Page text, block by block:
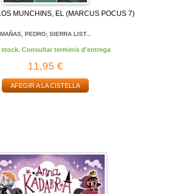
MUNCHINS, EL (MARCUS POCUS 7)
MAÑAS, PEDRO; SIERRA LIST...
stock. Consultar terminis d'entrega
11,95 €
AFEGIR A LA CISTELLA